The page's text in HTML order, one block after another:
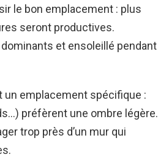
le bon emplacement : plus
seront productives.
et ensoleillé pendant
emplacement spécifique :
préfèrent une ombre légère.
trop près d’un mur qui